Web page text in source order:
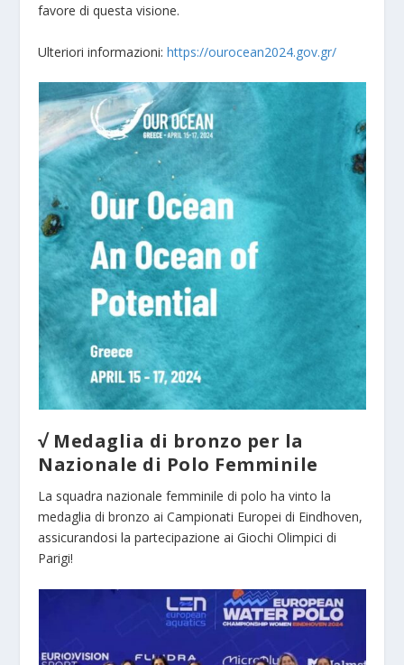
favore di questa visione.
Ulteriori informazioni:https://ourocean2024.gov.gr/
√ Medaglia di bronzo per la
Nazionale di Polo Femminile
La squadra nazionale femminile di polo ha vinto la
medaglia di bronzo ai Campionati Europei di Eindhoven,
assicurandosi la partecipazione ai Giochi Olimpici di
Parigi!